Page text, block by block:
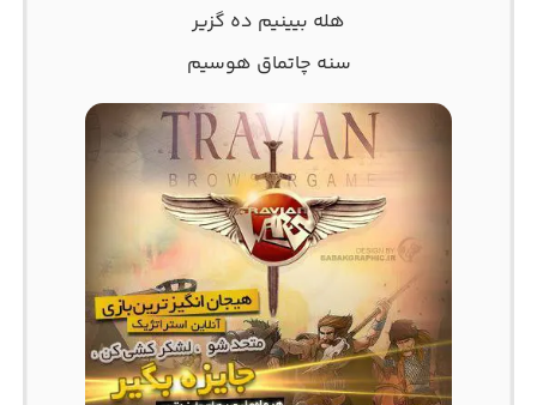
هله بیینیم ده گزیر
سنه چاتماق هوسیم